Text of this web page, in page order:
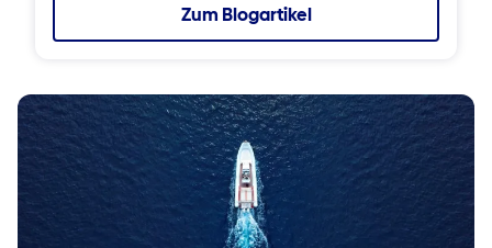
Zum Blogartikel